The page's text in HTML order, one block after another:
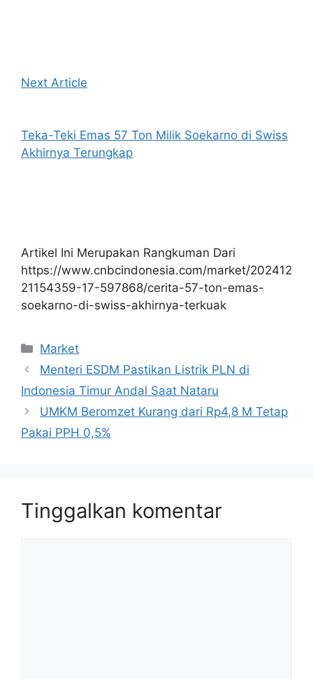
Next Article
Teka-Teki Emas 57 Ton Milik Soekarno di Swiss
Akhirnya Terungkap
Artikel Ini Merupakan Rangkuman Dari
https://www.cnbcindonesia.com/market/202412
21154359-17-597868/cerita-57-ton-emas-
soekarno-di-swiss-akhirnya-terkuak
Kategori
Market
Menteri ESDM Pastikan Listrik PLN di
Indonesia Timur Andal Saat Nataru
UMKM Beromzet Kurang dari Rp4,8 M Tetap
Pakai PPH 0,5%
Tinggalkan komentar